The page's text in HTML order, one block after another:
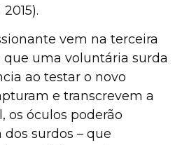
vem na terceira
uma voluntária surda
ao testar o novo
e transcrevem a
os óculos poderão
surdos – que